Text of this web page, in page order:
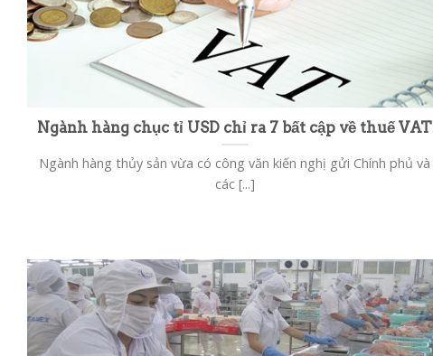
Ngành hàng chục tỉ USD chỉ ra 7 bất cập về thuế VAT
Ngành hàng thủy sản vừa có công văn kiến nghị gửi Chính phủ và
các [...]